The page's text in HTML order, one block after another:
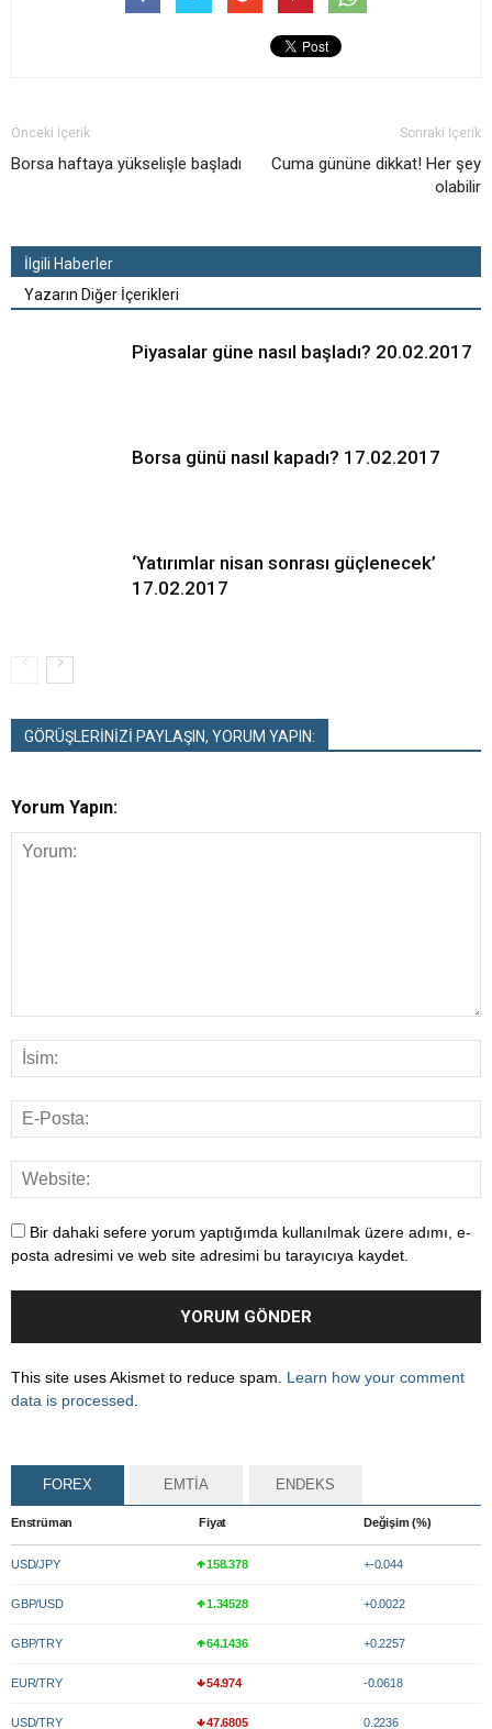
Önceki İçerik
Borsa haftaya yükselişle başladı
Sonraki İçerik
Cuma gününe dikkat! Her şey
olabilir
İlgili Haberler
Yazarın Diğer İçerikleri
Piyasalar güne nasıl başladı? 20.02.2017
Borsa günü nasıl kapadı? 17.02.2017
‘Yatırımlar nisan sonrası güçlenecek’
17.02.2017
GÖRÜŞLERİNİZİ PAYLAŞIN, YORUM YAPIN:
Yorum Yapın:
Bir dahaki sefere yorum yaptığımda kullanılmak üzere adımı, e-
posta adresimi ve web site adresimi bu tarayıcıya kaydet.
This site uses Akismet to reduce spam. Learn how your comment
data is processed
FOREX EMTİA ENDEKS
Enstrüman Fiyat Değişim (%)
USD/JPY 158.378 +-0.044
GBP/USD 1.34528 +0.0022
GBP/TRY 64.1436 +0.2257
EUR/TRY 54.974 -0.0618
USD/TRY 47.6805 0.2236